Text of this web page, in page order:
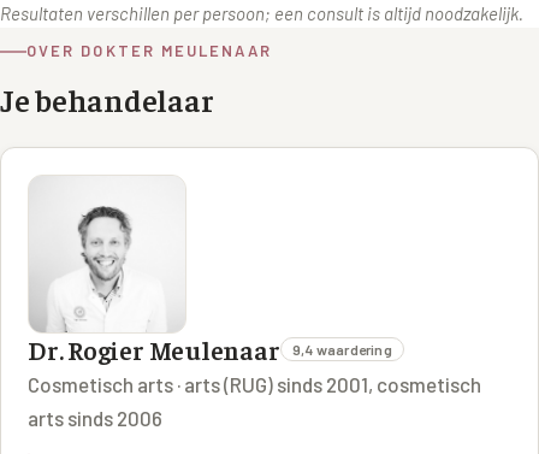
Resultaten verschillen per persoon; een consult is altijd noodzakelijk.
OVER DOKTER MEULENAAR
Je behandelaar
Dr. Rogier Meulenaar 9,4 waardering
Cosmetisch arts · arts (RUG) sinds 2001, cosmetisch
arts sinds 2006